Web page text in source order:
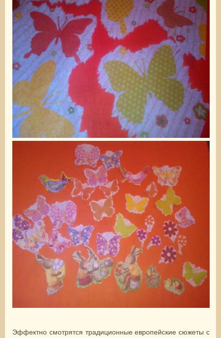
Эффектно смотрятся традиционные европейские сюжеты с